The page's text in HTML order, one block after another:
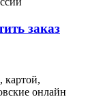
заказ
онлайн